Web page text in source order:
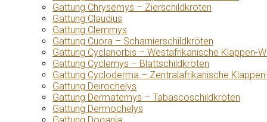
Gattung Chrysemys – Zierschildkröten
Gattung Claudius
Gattung Clemmys
Gattung Cuora – Scharnierschildkröten
Gattung Cyclanorbis – Westafrikanische Klappen-
Gattung Cyclemys – Blattschildkröten
Gattung Cycloderma – Zentralafrikanische
Gattung Deirochelys
Gattung Dermatemys – Tabascoschildkröten
Gattung Dermochelys